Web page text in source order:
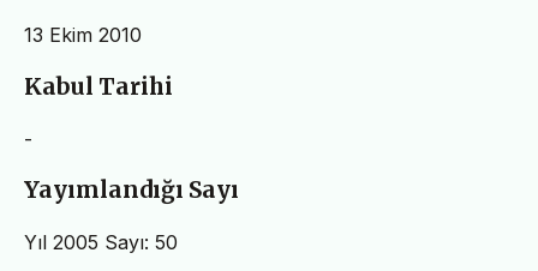
13 Ekim 2010
Kabul Tarihi
-
Yayımlandığı Sayı
Yıl 2005 Sayı: 50